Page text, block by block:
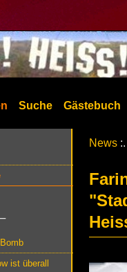
Suche Gästebuch
ist überall
News :.